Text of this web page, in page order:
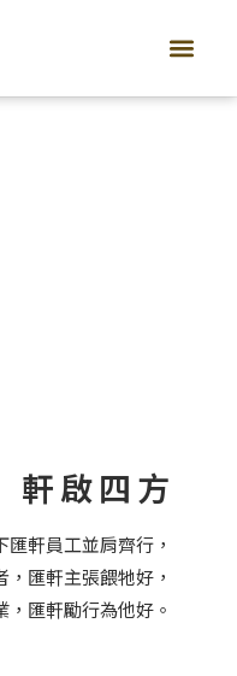
軒啟四方
匯軒員工並肩齊行，
匯軒主張餵牠好，
匯軒勵行為他好。